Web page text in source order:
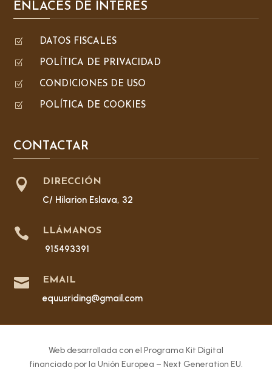
ENLACES DE INTERÉS
Z DATOS FISCALES
Z POLÍTICA DE PRIVACIDAD
Z CONDICIONES DE USO
Z POLÍTICA DE COOKIES
CONTACTAR
 DIRECCIÓN
C/ Hilarion Eslava, 32
 LLÁMANOS
915493391
 EMAIL
equusriding@gmail.com
Web desarrollada con el Programa Kit Digital
financiado por la Unión Europea – Next Generation EU.